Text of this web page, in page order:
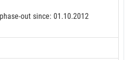
out since: 01.10.2012